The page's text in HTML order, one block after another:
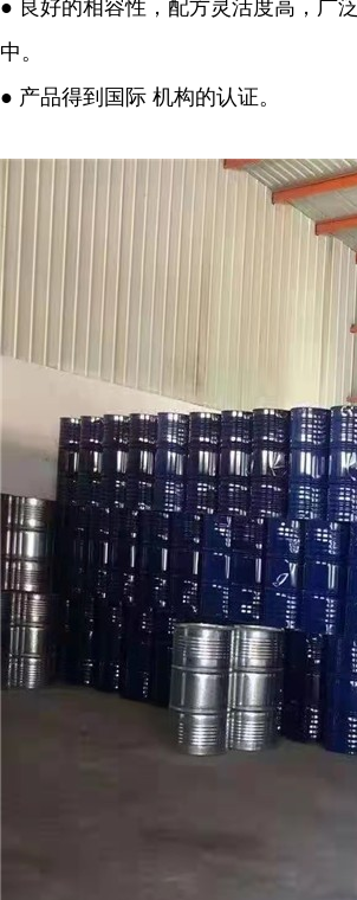
● 良好的相容性，配方灵活度高，广
中。
● 产品得到国际 机构的认证。